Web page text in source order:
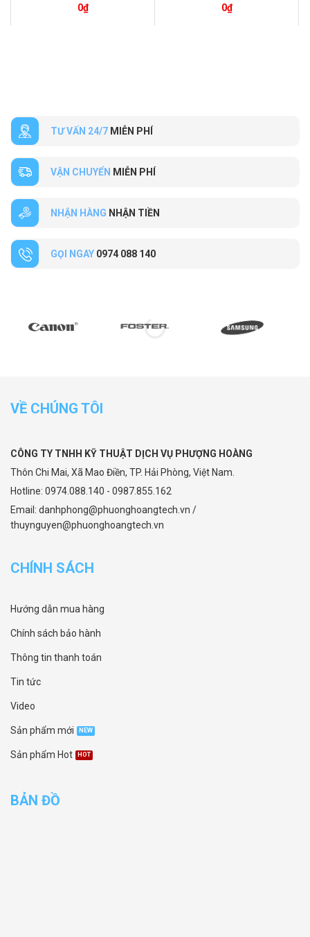
0₫
0₫
TƯ VẤN 24/7 MIỄN PHÍ
VẬN CHUYỂN MIỄN PHÍ
NHẬN HÀNG NHẬN TIỀN
GỌI NGAY 0974 088 140
VỀ CHÚNG TÔI
CÔNG TY TNHH KỸ THUẬT DỊCH VỤ PHƯỢNG HOÀNG
Thôn Chi Mai, Xã Mao Điền, TP. Hải Phòng, Việt Nam.
Hotline: 0974.088.140 - 0987.855.162
Email: danhphong@phuonghoangtech.vn /
thuynguyen@phuonghoangtech.vn
CHÍNH SÁCH
Hướng dẫn mua hàng
Chính sách bảo hành
Thông tin thanh toán
Tin tức
Video
Sản phẩm mới
Sản phẩm Hot
BẢN ĐỒ